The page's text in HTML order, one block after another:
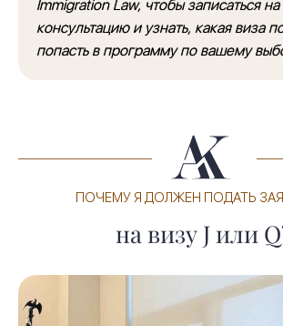
Immigration Law, чтобы записаться
консультацию и узнать, какая виза
попасть в программу по вашему
ПОЧЕМУ Я ДОЛЖЕН ПОДАТЬ
на визу J или